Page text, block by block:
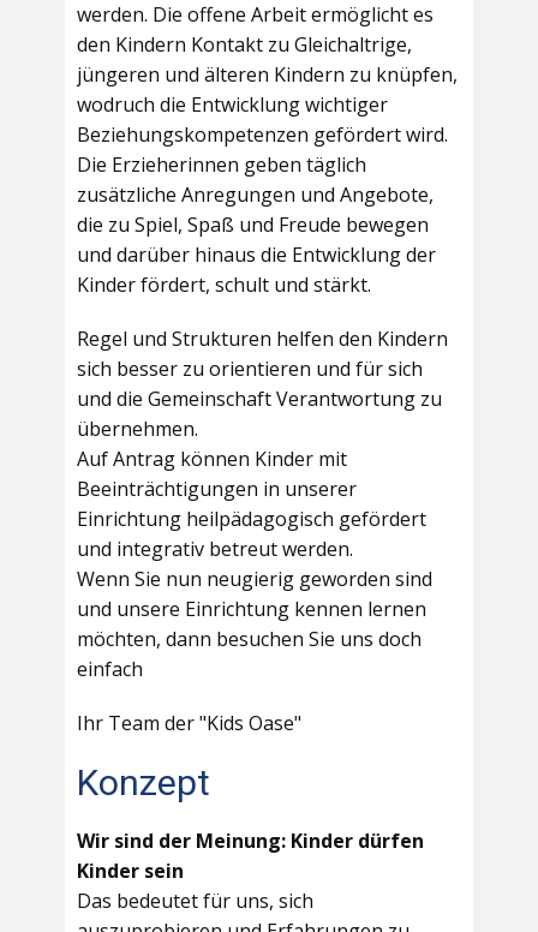
werden. Die offene Arbeit ermöglicht es
den Kindern Kontakt zu Gleichaltrige,
jüngeren und älteren Kindern zu knüpfen,
wodruch die Entwicklung wichtiger
Beziehungskompetenzen gefördert wird.
Die Erzieherinnen geben täglich
zusätzliche Anregungen und Angebote,
die zu Spiel, Spaß und Freude bewegen
und darüber hinaus die Entwicklung der
Kinder fördert, schult und stärkt.
Regel und Strukturen helfen den Kindern
sich besser zu orientieren und für sich
und die Gemeinschaft Verantwortung zu
übernehmen.
Auf Antrag können Kinder mit
Beeinträchtigungen in unserer
Einrichtung heilpädagogisch gefördert
und integrativ betreut werden.
Wenn Sie nun neugierig geworden sind
und unsere Einrichtung kennen lernen
möchten, dann besuchen Sie uns doch
einfach
Ihr Team der "Kids Oase"
Konzept
Wir sind der Meinung: Kinder dürfen
Kinder sein
Das bedeutet für uns, sich